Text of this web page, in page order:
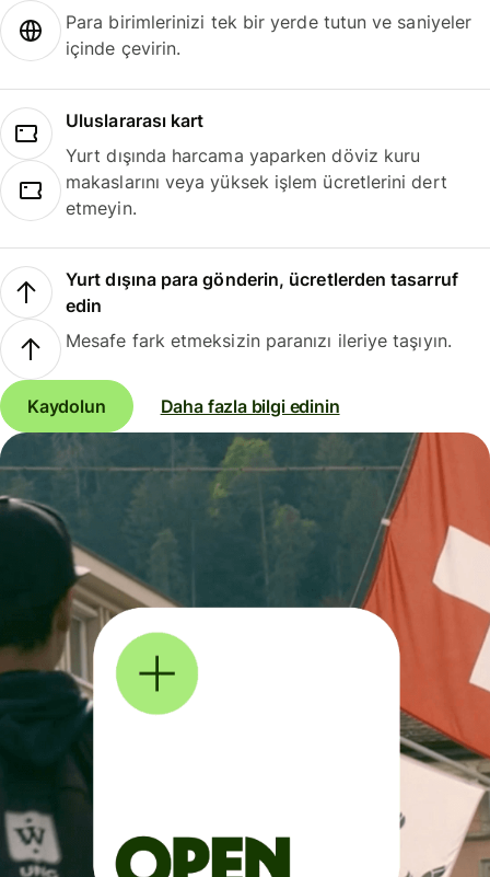
Para birimlerinizi tek bir yerde tutun ve saniyeler
içinde çevirin.
Uluslararası kart
Yurt dışında harcama yaparken döviz kuru
makaslarını veya yüksek işlem ücretlerini dert
etmeyin.
Yurt dışına para gönderin, ücretlerden tasarruf
edin
Mesafe fark etmeksizin paranızı ileriye taşıyın.
Kaydolun Daha fazla bilgi edinin